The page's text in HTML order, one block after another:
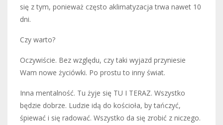
się z tym, ponieważ często aklimatyzacja trwa nawet 10
dni.
Czy warto?
Oczywiście. Bez względu, czy taki wyjazd przyniesie
Wam nowe życiówki. Po prostu to inny świat.
Inna mentalność. Tu żyje się TU I TERAZ. Wszystko
będzie dobrze. Ludzie idą do kościoła, by tańczyć,
śpiewać i się radować. Wszystko da się zrobić z niczego.